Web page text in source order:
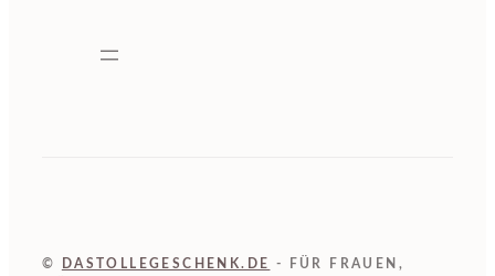
© DASTOLLEGESCHENK.DE
- FÜR FRAUEN,